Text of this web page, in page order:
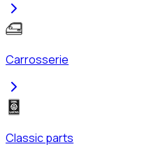
Carrosserie
Classic parts